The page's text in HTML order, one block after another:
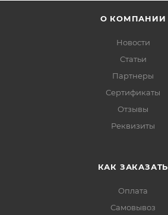
О КОМПАНИИ
Новости
Статьи
Партнеры
Сертификаты
Отзывы
Реквизиты
КАК ЗАКАЗАТЬ
Оплата
Самовывоз